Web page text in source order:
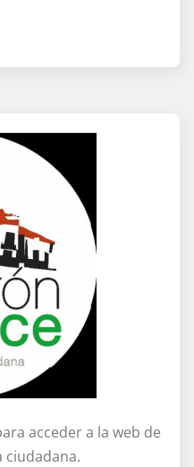
acceder a la web de
ciudadana.